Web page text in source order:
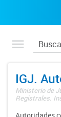
IGJ.
Ministerio de
Registrales.